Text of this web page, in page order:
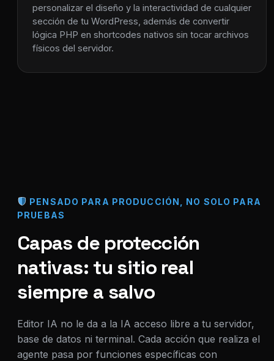
personalizar el diseño y la interactividad de cualquier
sección de tu WordPress, además de convertir
lógica PHP en shortcodes nativos sin tocar archivos
físicos del servidor.
PENSADO PARA PRODUCCIÓN, NO SOLO PARA
PRUEBAS
Capas de protección
nativas: tu sitio real
siempre a salvo
Editor IA no le da a la IA acceso libre a tu servidor,
base de datos ni terminal. Cada acción que realiza el
agente pasa por funciones específicas con